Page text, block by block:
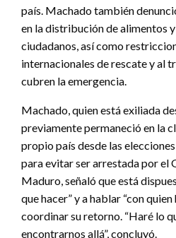
país. Machado también
en la distribución de alimentos
ciudadanos, así como
internacionales de rescate y al
cubren la emergencia.
Machado, quien está exiliada
previamente permaneció en la
propio país desde las
para evitar ser arrestada por el
Maduro, señaló que está
que hacer” y a hablar “con
coordinar su retorno. “Haré lo
encontrarnos allá”, concluyó.